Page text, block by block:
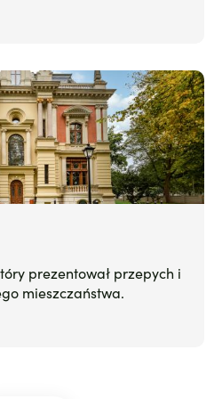
prezentował przepych i
mieszczaństwa.